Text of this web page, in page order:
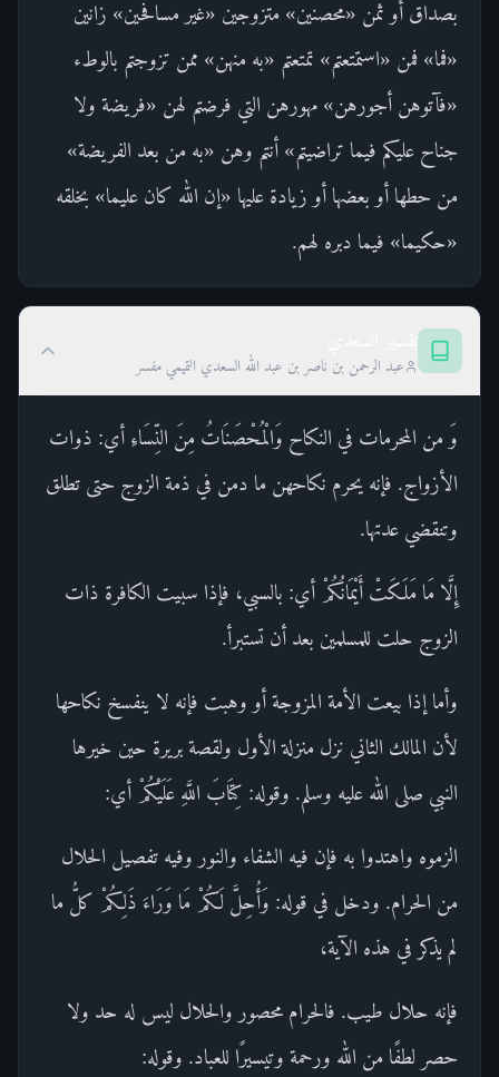
بصداق أو ثمن «محصنين» متزوجين «غير مسافحين» زانين
«فما» فمن «استمتعتم» تمتعتم «به منهن» ممن تزوجتم بالوطء
«فآتوهن أجورهن» مهورهن التي فرضتم لهن «فريضة ولا
جناح عليكم فيما تراضيتم» أنتم وهن «به من بعد الفريضة»
من حطها أو بعضها أو زيادة عليها «إن الله كان عليما» بخلقه
«حكيما» فيما دبره لهم.
عبد الرحمن بن ناصر بن عبد الله السعدي التميمي مفسر
وَ من المحرمات في النكاح وَالْمُحْصَنَاتُ مِنَ النِّسَاءِ أي: ذوات
الأزواج. فإنه يحرم نكاحهن ما دمن في ذمة الزوج حتى تطلق
وتنقضي عدتها.
إِلَّا مَا مَلَكَتْ أَيْمَانُكُمْ أي: بالسبي، فإذا سبيت الكافرة ذات
الزوج حلت للمسلمين بعد أن تستبرأ.
وأما إذا بيعت الأمة المزوجة أو وهبت فإنه لا ينفسخ نكاحها
لأن المالك الثاني نزل منزلة الأول ولقصة بريرة حين خيرها
النبي صلى الله عليه وسلم. وقوله: كِتَابَ اللَّهِ عَلَيْكُمْ أي:
الزموه واهتدوا به فإن فيه الشفاء والنور وفيه تفصيل الحلال
من الحرام. ودخل في قوله: وَأُحِلَّ لَكُمْ مَا وَرَاءَ ذَلِكُمْ كلُّ ما
لم يذكر في هذه الآية،
فإنه حلال طيب. فالحرام محصور والحلال ليس له حد ولا
حصر لطفًا من الله ورحمة وتيسيرًا للعباد. وقوله: